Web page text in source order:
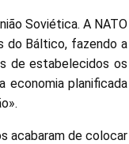
Soviética. A NATO
do Báltico, fazendo a
de estabelecidos os
economia planificada
acabaram de colocar